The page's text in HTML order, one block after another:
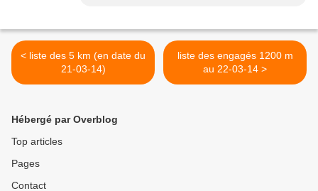
< liste des 5 km (en date du
21-03-14)
liste des engagés 1200 m
au 22-03-14 >
Hébergé par Overblog
Top articles
Pages
Contact